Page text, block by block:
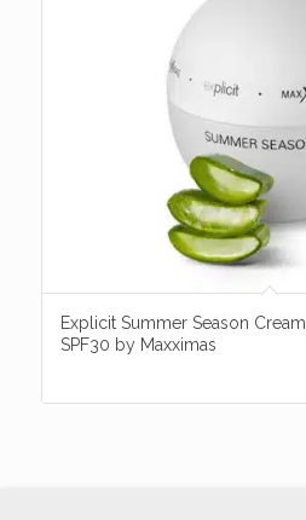
Explicit Summer Season Cream
SPF30 by Maxximas